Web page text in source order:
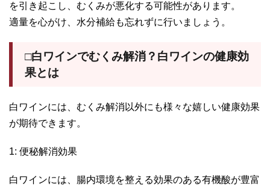
を引き起こし、むくみが悪化する可能性があります。
適量を心がけ、水分補給も忘れずに行いましょう。
□白ワインでむくみ解消？白ワインの健康効
果とは
白ワインには、むくみ解消以外にも様々な嬉しい健康効果
が期待できます。
1: 便秘解消効果
白ワインには、腸内環境を整える効果のある有機酸が豊富